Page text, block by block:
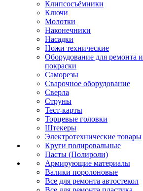
Клипсосъёмники
Ключи
Молотки
Наконечники
Насадки
Ножи технические
Оборудование для ремонта и
покраски
Саморезы
Сварочное оборудование
Сверла
Струны
Тест-карты
Торцевые головки
Штекеры
Электротехнические товары
Круги полировальные
Пасты (Полироли)
Армирующие материалы
Валики поролоновые
Все для ремонта автостекол